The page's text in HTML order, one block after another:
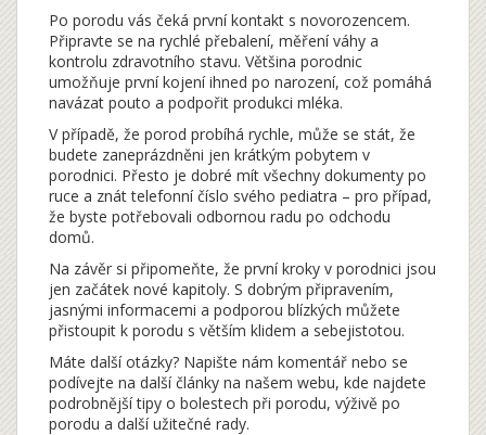
Po porodu vás čeká první kontakt s novorozencem.
Připravte se na rychlé přebalení, měření váhy a
kontrolu zdravotního stavu. Většina porodnic
umožňuje první kojení ihned po narození, což pomáhá
navázat pouto a podpořit produkci mléka.
V případě, že porod probíhá rychle, může se stát, že
budete zaneprázdněni jen krátkým pobytem v
porodnici. Přesto je dobré mít všechny dokumenty po
ruce a znát telefonní číslo svého pediatra – pro případ,
že byste potřebovali odbornou radu po odchodu
domů.
Na závěr si připomeňte, že první kroky v porodnici jsou
jen začátek nové kapitoly. S dobrým připravením,
jasnými informacemi a podporou blízkých můžete
přistoupit k porodu s větším klidem a sebejistotou.
Máte další otázky? Napište nám komentář nebo se
podívejte na další články na našem webu, kde najdete
podrobnější tipy o bolestech při porodu, výživě po
porodu a další užitečné rady.